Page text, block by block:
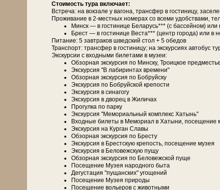
Сто­и­мость ту­ра вклю­ча­ет:
Встреча: на вок­за­ле у ва­го­на, транс­фер в го­сти­ни­цу,
Про­жи­ва­ние в 2-местных но­ме­рах со все­ми удоб­ства­ми,
Минск — в го­сти­ни­це Бе­ла­русь*** (с бас­сей­ном)
Брест — в го­сти­ни­це Веста*** (центр го­ро­да) или в
Питание: 5 зав­тра­ков швед­ский стол + 5 обе­дов
Транс­порт: транс­фер в го­сти­ни­цу; на экс­кур­си­ях ав­то­бус
Экскурсии с вход­ны­ми би­ле­та­ми в му­зеи:
Об­зор­ная экскурсия по Мин­ску, Тро­иц­кое
Экс­кур­сия "В лабиринтах вре­ме­ни"
Об­зор­ная экскурсия по Боб­руй­ску
Экс­кур­сия по Боб­руй­ской кре­по­сти
Экс­кур­сия в си­на­го­гу
Экс­кур­сия в дво­рец в Жи­ли­чах
Прогулка по пар­ку
Экс­кур­сия "Ме­мо­ри­аль­ный ком­плекс Ха­тынь"
Вход­ные би­ле­ты в Мемориал в Ха­ты­ни, посещение
Экс­кур­сия на Кур­ган Сла­вы
Об­зор­ная экскурсия по Бре­сту
Экс­кур­сия в Брестскую кре­пость, посещение му­зея
Экс­кур­сия в Бе­ло­веж­скую пу­щу
Об­зор­ная экскурсия по Бе­ло­веж­ской пуще
По­се­ще­ние Музея на­род­но­го бы­та
Де­гу­ста­ция "пущанских" угощений
По­се­ще­ние Музея при­ро­ды
По­се­ще­ние во­лье­ров с жи­вот­ны­ми